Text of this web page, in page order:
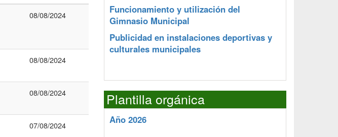
08/08/2024
08/08/2024
08/08/2024
07/08/2024
Funcionamiento y utilización del
Gimnasio Municipal
Publicidad en instalaciones deportivas y
culturales municipales
Plantilla orgánica
Año 2026